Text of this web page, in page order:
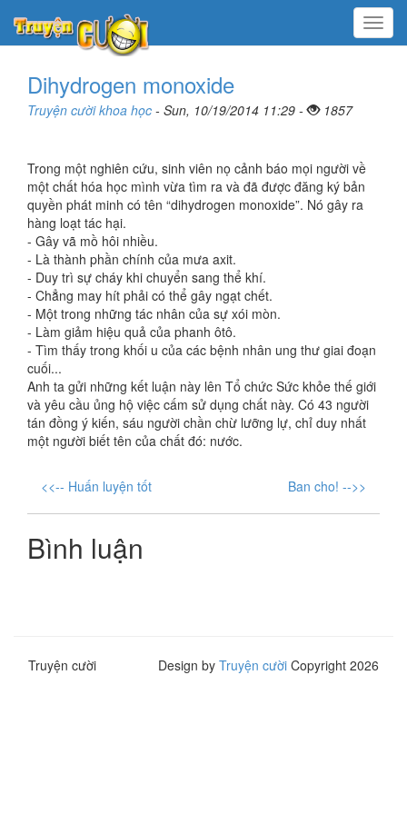
Menu
Dihydrogen monoxide
Truyện cười khoa học - Sun, 10/19/2014 11:29 - 1857
Trong một nghiên cứu, sinh viên nọ cảnh báo mọi người về
một chất hóa học mình vừa tìm ra và đã được đăng ký bản
quyền phát minh có tên “dihydrogen monoxide”. Nó gây ra
hàng loạt tác hại.
- Gây vã mồ hôi nhiều.
- Là thành phần chính của mưa axit.
- Duy trì sự cháy khi chuyển sang thể khí.
- Chẳng may hít phải có thể gây ngạt chết.
- Một trong những tác nhân của sự xói mòn.
- Làm giảm hiệu quả của phanh ôtô.
- Tìm thấy trong khối u của các bệnh nhân ung thư giai đoạn
cuối...
Anh ta gửi những kết luận này lên Tổ chức Sức khỏe thế giới
và yêu cầu ủng hộ việc cấm sử dụng chất này. Có 43 người
tán đồng ý kiến, sáu người chần chừ lưỡng lự, chỉ duy nhất
một người biết tên của chất đó: nước.
<<-- Huấn luyện tốt Ban cho! -->>
Bình luận
Truyện cười Design by Truyện cười Copyright 2026